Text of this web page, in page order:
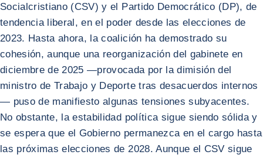
Socialcristiano (CSV) y el Partido Democrático (DP), de
tendencia liberal, en el poder desde las elecciones de
2023. Hasta ahora, la coalición ha demostrado su
cohesión, aunque una reorganización del gabinete en
diciembre de 2025 —provocada por la dimisión del
ministro de Trabajo y Deporte tras desacuerdos internos
— puso de manifiesto algunas tensiones subyacentes.
No obstante, la estabilidad política sigue siendo sólida y
se espera que el Gobierno permanezca en el cargo hasta
las próximas elecciones de 2028. Aunque el CSV sigue